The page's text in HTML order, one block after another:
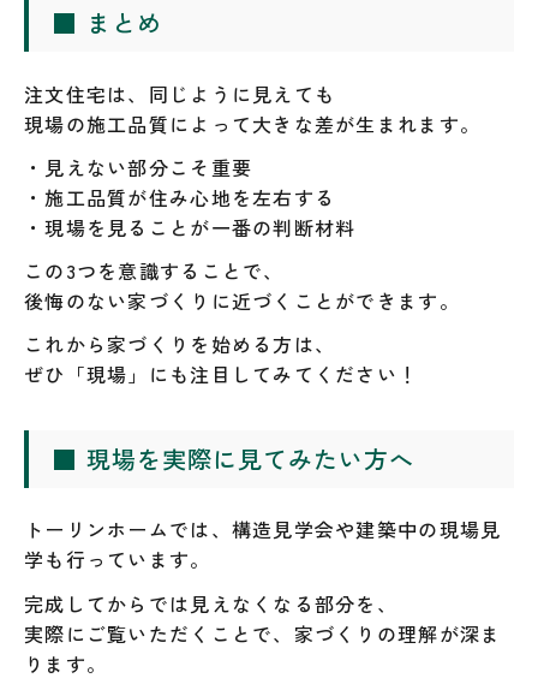
■ まとめ
注文住宅は、同じように見えても
現場の施工品質によって大きな差が生まれます。
・見えない部分こそ重要
・施工品質が住み心地を左右する
・現場を見ることが一番の判断材料
この3つを意識することで、
後悔のない家づくりに近づくことができます。
これから家づくりを始める方は、
ぜひ「現場」にも注目してみてください！
■ 現場を実際に見てみたい方へ
トーリンホームでは、構造見学会や建築中の現場見
学も行っています。
完成してからでは見えなくなる部分を、
実際にご覧いただくことで、家づくりの理解が深ま
ります。